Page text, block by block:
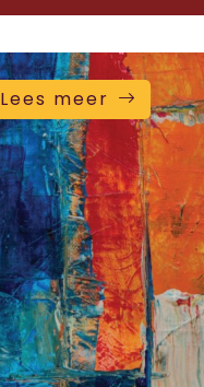
Lees meer